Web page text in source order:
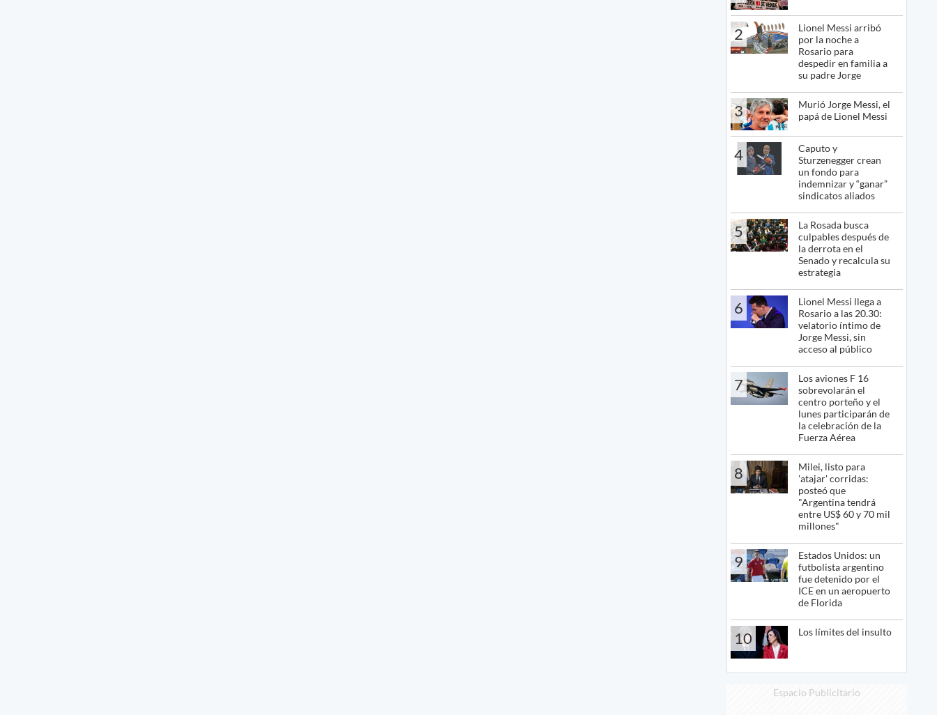
2
Lionel Messi arribó
por la noche a
Rosario para
despedir en familia a
su padre Jorge
3
Murió Jorge Messi, el
papá de Lionel Messi
4
Caputo y
Sturzenegger crean
un fondo para
indemnizar y “ganar”
sindicatos aliados
5
La Rosada busca
culpables después de
la derrota en el
Senado y recalcula su
estrategia
6
Lionel Messi llega a
Rosario a las 20.30:
velatorio íntimo de
Jorge Messi, sin
acceso al público
7
Los aviones F 16
sobrevolarán el
centro porteño y el
lunes participarán de
la celebración de la
Fuerza Aérea
8
Milei, listo para
'atajar' corridas:
posteó que
"Argentina tendrá
entre US$ 60 y 70 mil
millones"
9
Estados Unidos: un
futbolista argentino
fue detenido por el
ICE en un aeropuerto
de Florida
10 Los límites del insulto
Espacio Publicitario